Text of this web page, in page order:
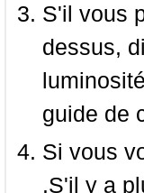
S'il vous
dessus,
guide de
Si vous
.S'il y a